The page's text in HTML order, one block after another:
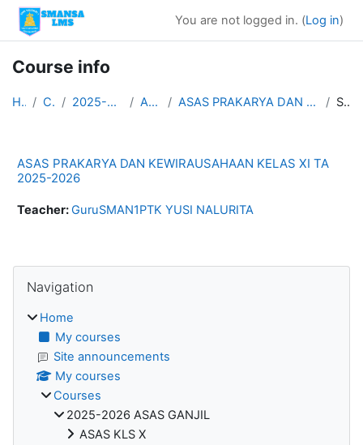
Skip to main content
You are not logged in. (Log in)
Course info
Home Courses 2025-2026 ASAS GANJIL ASAS KLS XI ASAS PRAKARYA DAN KEWIRAUSAHAAN KELAS XI TA 2025-2026 Summary
ASAS PRAKARYA DAN KEWIRAUSAHAAN KELAS XI TA
2025-2026
Teacher:GuruSMAN1PTK YUSI NALURITA
Blocks
Navigation
Home
My courses
Site announcements
My courses
Courses
2025-2026 ASAS GANJIL
ASAS KLS X